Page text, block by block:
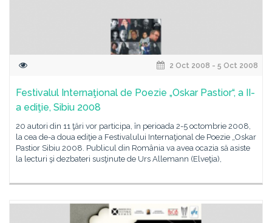
2 Oct 2008 - 5 Oct 2008
Festivalul Internaţional de Poezie „Oskar Pastior“, a II-
a ediţie, Sibiu 2008
20 autori din 11 ţări vor participa, în perioada 2-5 octombrie 2008,
la cea de-a doua ediţie a Festivalului Internaţional de Poezie „Oskar
Pastior Sibiu 2008. Publicul din România va avea ocazia să asiste
la lecturi şi dezbateri susţinute de Urs Allemann (Elveţia),